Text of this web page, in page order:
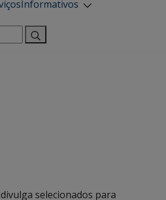
Informativos
selecionados para